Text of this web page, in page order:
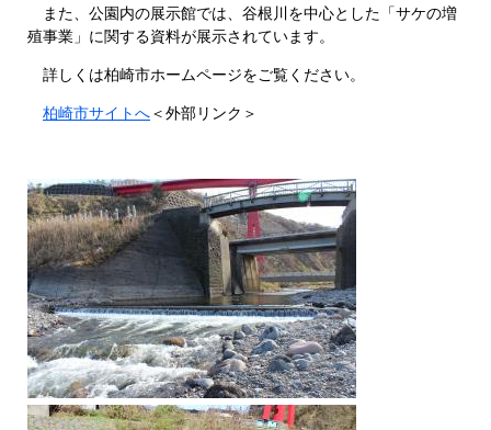
また、公園内の展示館では、谷根川を中心とした「サケの増
殖事業」に関する資料が展示されています。
詳しくは柏崎市ホームページをご覧ください。
柏崎市サイトへ＜外部リンク＞